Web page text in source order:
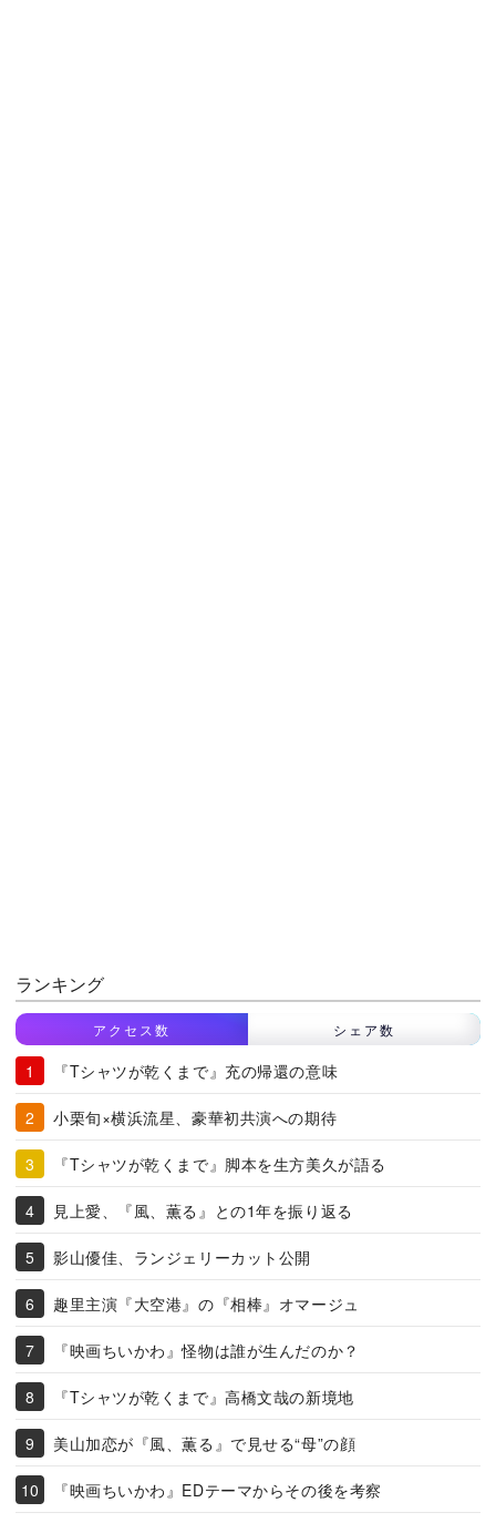
ランキング
アクセス数 シェア数
『Tシャツが乾くまで』充の帰還の意味
小栗旬×横浜流星、豪華初共演への期待
『Tシャツが乾くまで』脚本を生方美久が語る
見上愛、『風、薫る』との1年を振り返る
影山優佳、ランジェリーカット公開
趣里主演『大空港』の『相棒』オマージュ
『映画ちいかわ』怪物は誰が生んだのか？
『Tシャツが乾くまで』高橋文哉の新境地
美山加恋が『風、薫る』で見せる“母”の顔
『映画ちいかわ』EDテーマからその後を考察